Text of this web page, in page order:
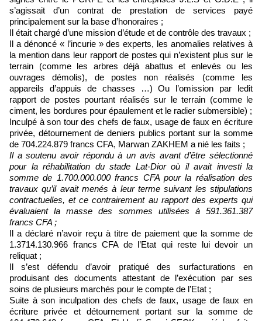
s’agissait d’un contrat de prestation de services payé
principalement sur la base d’honoraires ;
Il était chargé d’une mission d’étude et de contrôle des travaux ;
Il a dénoncé « l’incurie » des experts, les anomalies relatives à
la mention dans leur rapport de postes qui n’existent plus sur le
terrain (comme les arbres déjà abattus et enlevés ou les
ouvrages démolis), de postes non réalisés (comme les
appareils d’appuis de chasses …) Ou l’omission par ledit
rapport de postes pourtant réalisés sur le terrain (comme le
ciment, les bordures pour épaulement et le radier submersible) ;
Inculpé à son tour des chefs de faux, usage de faux en écriture
privée, détournement de deniers publics portant sur la somme
de 704.224.879 francs CFA, Marwan ZAKHEM a nié les faits ;
Il a soutenu avoir répondu à un avis avant d’être sélectionné
pour la réhabilitation du stade Lat-Dior où il avait investi la
somme de 1.700.000.000 francs CFA pour la réalisation des
travaux qu’il avait menés à leur terme suivant les stipulations
contractuelles, et ce contrairement au rapport des experts qui
évaluaient la masse des sommes utilisées à 591.361.387
francs CFA ;
Il a déclaré n’avoir reçu à titre de paiement que la somme de
1.3714.130.966 francs CFA de l’Etat qui reste lui devoir un
reliquat ;
Il s’est défendu d’avoir pratiqué des surfacturations en
produisant des documents attestant de l’exécution par ses
soins de plusieurs marchés pour le compte de l’Etat ;
Suite à son inculpation des chefs de faux, usage de faux en
écriture privée et détournement portant sur la somme de